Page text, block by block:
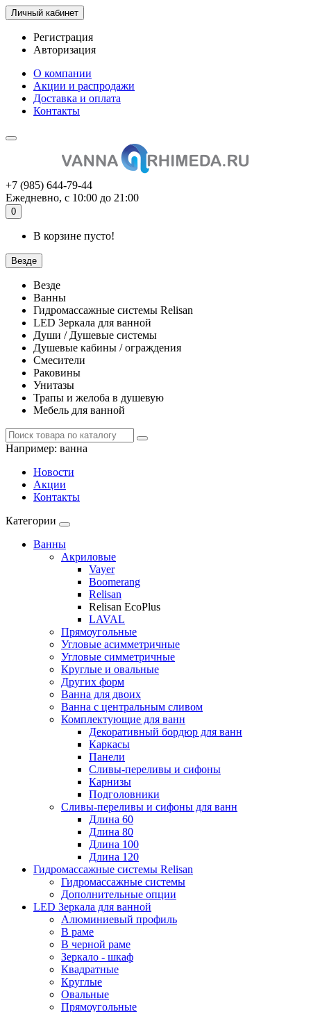
Личный кабинет
Регистрация
Авторизация
О компании
Акции и распродажи
Доставка и оплата
Контакты
+7 (985) 644-79-44
Ежедневно, с 10:00 до 21:00
0
В корзине пусто!
Везде
Везде
Ванны
Гидромассажные системы Relisan
LED Зеркала для ванной
Души / Душевые системы
Душевые кабины / ограждения
Смесители
Раковины
Унитазы
Трапы и желоба в душевую
Мебель для ванной
Например: ванна
Новости
Акции
Контакты
Категории
Ванны
Акриловые
Vayer
Boomerang
Relisan
Relisan EcoPlus
LAVAL
Прямоугольные
Угловые асимметричные
Угловые симметричные
Круглые и овальные
Других форм
Ванна для двоих
Ванна с центральным сливом
Комплектующие для ванн
Декоративный бордюр для ванн
Каркасы
Панели
Сливы-переливы и сифоны
Карнизы
Подголовники
Сливы-переливы и сифоны для ванн
Длина 60
Длина 80
Длина 100
Длина 120
Гидромассажные системы Relisan
Гидромассажные системы
Дополнительные опции
LED Зеркала для ванной
Алюминиевый профиль
В раме
В черной раме
Зеркало - шкаф
Квадратные
Круглые
Овальные
Прямоугольные